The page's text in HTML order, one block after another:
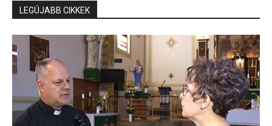
LEGÚJABB CIKKEK